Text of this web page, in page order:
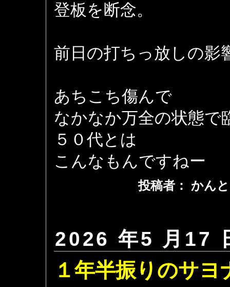
登板を断念。
前日の打ちっ放しの影
あちこち傷んで
なかなか万全の状態で
５０代とは
こんなもんですねー
投稿者： かん
2026 年5 月17
１年半振りのサヨ